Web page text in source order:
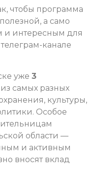
чтобы программа
а само
интересным для
канале
уже 3
самых разных
культуры,
Особое
области —
и активным
вносят вклад